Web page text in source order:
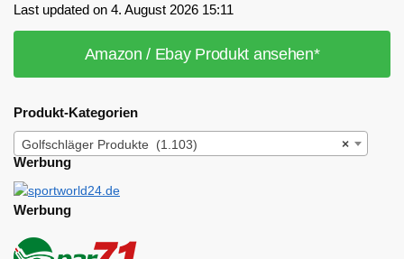
Last updated on 4. August 2026 15:11
Amazon / Ebay Produkt ansehen*
Produkt-Kategorien
×
Golfschläger Produkte (1.103)
Werbung
Werbung